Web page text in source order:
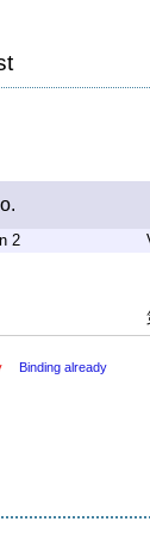
2
Binding already